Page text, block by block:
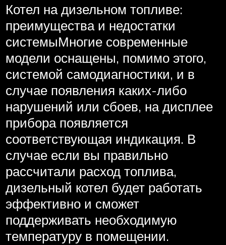
Котел на дизельном топливе:
преимущества и недостатки
системыМногие современные
модели оснащены, помимо этого,
системой самодиагностики, и в
случае появления каких-либо
нарушений или сбоев, на дисплее
прибора появляется
соответствующая индикация. В
случае если вы правильно
рассчитали расход топлива,
дизельный котел будет работать
эффективно и сможет
поддерживать необходимую
температуру в помещении.